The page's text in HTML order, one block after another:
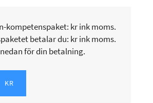
kompetenspaket: kr ink moms.
betalar du: kr ink moms.
för din betalning.